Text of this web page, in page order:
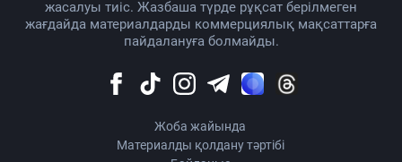
жасалуы тиіс. Жазбаша түрде рұқсат берілмеген
жағдайда материалдарды коммерциялық мақсаттарға
пайдалануға болмайды.
Жоба жайында
Материалды қолдану тәртібі